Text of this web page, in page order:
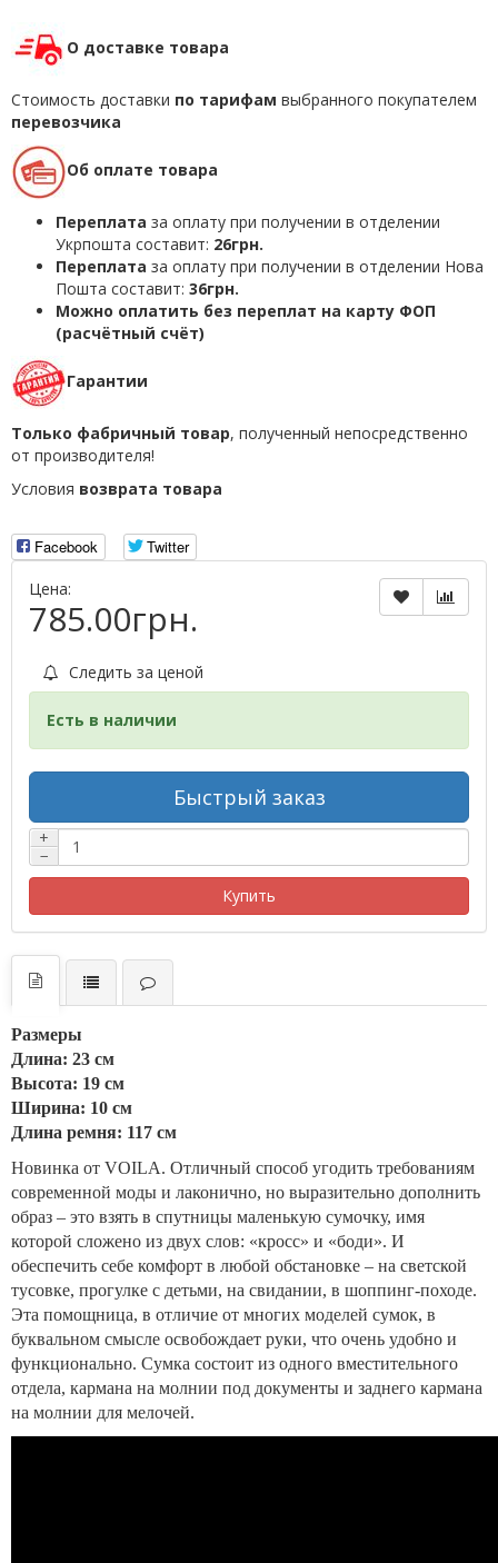
О доставке товара
Стоимость доставки по тарифам выбранного покупателем
перевозчика
Об оплате товара
Переплата за оплату при получении в отделении
Укрпошта составит: 26грн.
Переплата за оплату при получении в отделении Нова
Пошта составит: 36грн.
Можно оплатить без переплат на карту ФОП
(расчётный счёт)
Гарантии
Только фабричный товар, полученный непосредственно
от производителя!
Условия возврата товара
Facebook
Twitter
Цена:
785.00грн.
Следить за ценой
Есть в наличии
Быстрый заказ
+
−
Купить
Размеры
Длина: 23 см
Высота: 19 см
Ширина: 10 см
Длина ремня: 117 см
Новинка от VOILA. Отличный способ угодить требованиям
современной моды и лаконично, но выразительно дополнить
образ – это взять в спутницы маленькую сумочку, имя
которой сложено из двух слов: «кросс» и «боди». И
обеспечить себе комфорт в любой обстановке – на светской
тусовке, прогулке с детьми, на свидании, в шоппинг-походе.
Эта помощница, в отличие от многих моделей сумок, в
буквальном смысле освобождает руки, что очень удобно и
функционально. Сумка состоит из одного вместительного
отдела, кармана на молнии под документы и заднего кармана
на молнии для мелочей.